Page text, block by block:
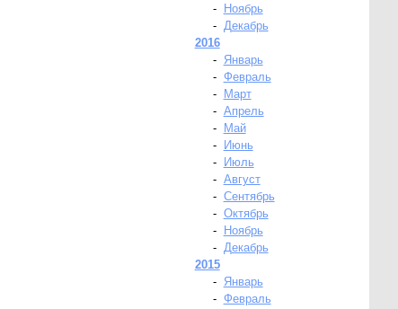
-
Ноябрь
- Декабрь
2016
-
Январь
- Февраль
-
Март
- Апрель
-
Май
-
Июнь
-
Июль
- Август
- Сентябрь
- Октябрь
-
Ноябрь
- Декабрь
2015
-
Январь
- Февраль